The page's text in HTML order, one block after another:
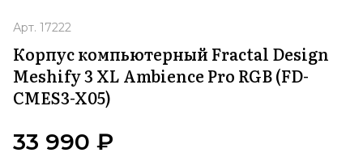
Арт. 17222
Корпус компьютерный Fractal Design
Meshify 3 XL Ambience Pro RGB (FD-
CMES3-X05)
33 990 ₽